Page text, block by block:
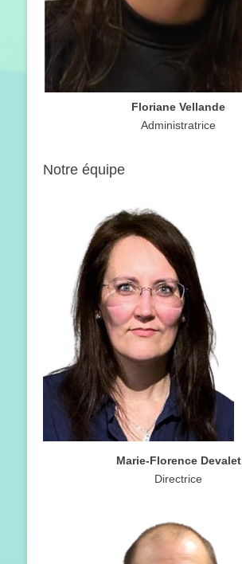
Floriane Vellande
Administratrice
Notre équipe
Marie-Florence Devalet
Directrice